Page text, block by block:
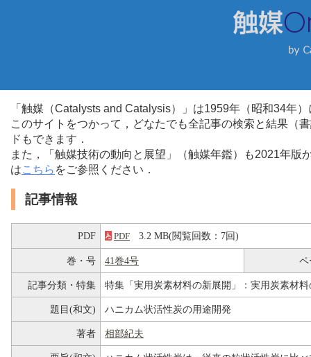
「触媒（Catalysts and Catalysis）」は1959年（昭和34年
このサイトをつかって，どなたでも全記事の検索と結果（
ドもできます．
また，「触媒技術の動向と展望」（触媒年鑑）も2021年
はこちら をご参照ください．
記事情報
PDF PDF 3.2 MB(閲覧回数：7回)
巻・号 41巻4号 ペ
記事分類・特集 特集「実用炭素材料の新展開」：実用炭素材
題目(和文) ハニカム状活性炭の用途開発
著者 相部紀夫